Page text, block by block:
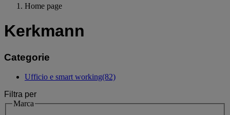
Home page
Kerkmann
Categorie
Ufficio e smart working(82)
Filtra per
Marca